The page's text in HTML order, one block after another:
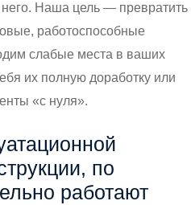
Наша цель — превратить
работоспособные
слабые места в ваших
их полную доработку или
«с нуля».
по
работают